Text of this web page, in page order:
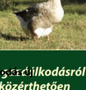
új